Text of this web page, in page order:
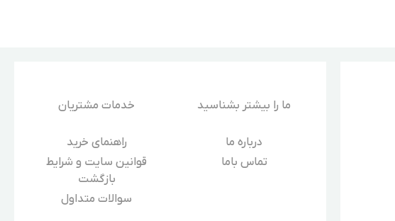
ما را بیشتر بشناسید
درباره‌ ما
تماس باما
خدمات مشتریان
راهنمای خرید
قوانین سایت و شرایط
بازگشت
سوالات متداول